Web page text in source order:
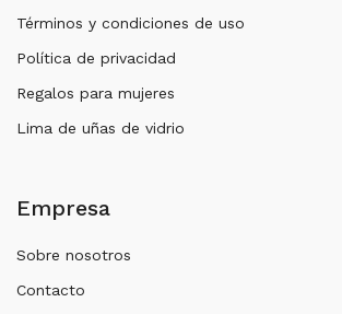
Términos y condiciones de uso
Política de privacidad
Regalos para mujeres
Lima de uñas de vidrio
Empresa
Sobre nosotros
Contacto